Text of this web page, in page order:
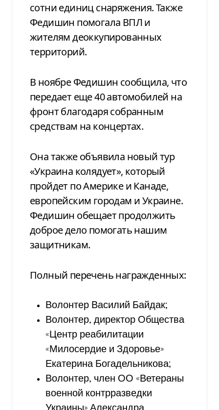
сотни единиц снаряжения. Также
Федишин помогала ВПЛ и
жителям деоккупированных
территорий.
В ноябре Федишин сообщила, что
передает еще 40 автомобилей на
фронт благодаря собранным
средствам на концертах.
Она также объявила новый тур
«Украина колядует», который
пройдет по Америке и Канаде,
европейским городам и Украине.
Федишин обещает продолжить
доброе дело помогать нашим
защитникам.
Полный перечень награжденных:
Волонтер Василий Байдак;
Волонтер, директор Общества
«Центр реабилитации
«Милосердие и Здоровье»
Екатерина Богадельникова;
Волонтер, член ОО «Ветераны
военной контрразведки